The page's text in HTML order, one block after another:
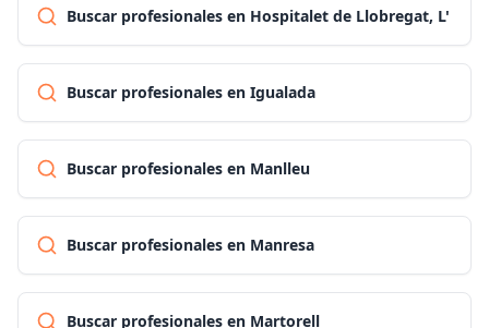
Buscar profesionales en Hospitalet de Llobregat, L'
Buscar profesionales en Igualada
Buscar profesionales en Manlleu
Buscar profesionales en Manresa
Buscar profesionales en Martorell